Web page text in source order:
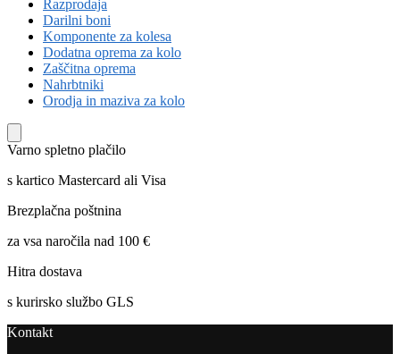
Razprodaja
Darilni boni
Komponente za kolesa
Dodatna oprema za kolo
Zaščitna oprema
Nahrbtniki
Orodja in maziva za kolo
Varno spletno plačilo
s kartico Mastercard ali Visa
Brezplačna poštnina
za vsa naročila nad 100 €
Hitra dostava
s kurirsko službo GLS
Kontakt